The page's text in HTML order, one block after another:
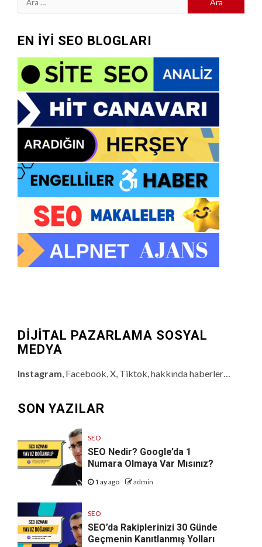
EN İYİ SEO BLOGLARI
DİJİTAL PAZARLAMA SOSYAL
MEDYA
Instagram , Facebook, X, Tiktok, hakkında haberler…
SON YAZILAR
SEO
SEO Nedir? Google’da 1
Numara Olmaya Var Mısınız?
1 ay ago admin
SEO
SEO’da Rakiplerinizi 30 Günde
Geçmenin Kanıtlanmış Yolları